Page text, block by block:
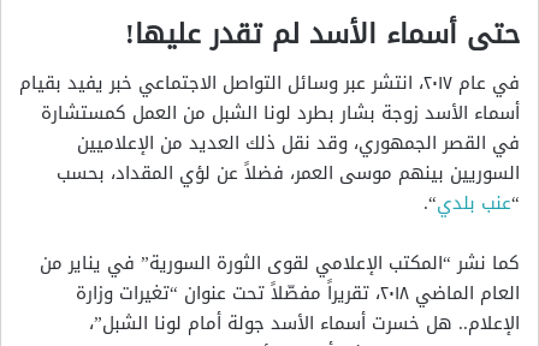
حتى أسماء الأسد لم تقدر عليها!
في عام ٢٠١٧، انتشر عبر وسائل التواصل الاجتماعي خبر يفيد بقيام
أسماء الأسد زوجة بشار بطرد لونا الشبل من العمل كمستشارة
في القصر الجمهوري، وقد نقل ذلك العديد من الإعلاميين
السوريين بينهم موسى العمر، فضلاً عن لؤي المقداد، بحسب
“عنب بلدي“.
كما نشر “المكتب الإعلامي لقوى الثورة السورية” في يناير من
العام الماضي ٢٠١٨، تقريراً مفصّلاً تحت عنوان “تغيرات وزارة
الإعلام.. هل خسرت أسماء الأسد جولة أمام لونا الشبل”،